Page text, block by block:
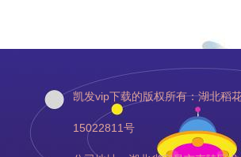
凯发vip下载的版权所有：湖北稻
15022811号